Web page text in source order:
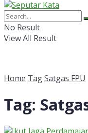
No Result
View All Result
Home TagSatgas FPU
Tag: